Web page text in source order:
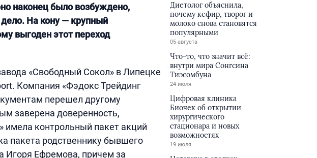
наконец было возбуждено,
На кону — крупный
выгоден этот переход
«Свободный Сокол» в Липецке
Компания «Фэдокс Трейдинг
перешел другому
заверена доверенность,
имела контрольный пакет акций
пакета родственнику бывшего
Игоря Ефремова, причем за
Диетолог объяснила,
почему кефир, творог и
молоко снова становятся
популярными
05 августа
Что-то, что значит всё:
внутри мира Сонгсина
Тиэсомбуна
24 июля
Цифровая клиника
Биочек об открытии
хирургического
стационара и новых
возможностях
19 июля